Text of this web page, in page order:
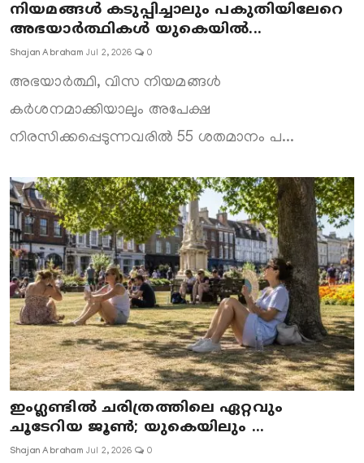
നിയമങ്ങൾ കടുപ്പിച്ചാലും പകുതിയിലേറെ
അഭയാർത്ഥികൾ യുകെയിൽ...
Shajan Abraham Jul 2, 2026 0
അഭയാർത്ഥി, വിസ നിയമങ്ങൾ
കർശനമാക്കിയാലും അപേക്ഷ
നിരസിക്കപ്പെടുന്നവരിൽ 55 ശതമാനം പ...
ഇംഗ്ലണ്ടിൽ ചരിത്രത്തിലെ ഏറ്റവും
ചൂടേറിയ ജൂൺ; യുകെയിലും ...
Shajan Abraham Jul 2, 2026 0